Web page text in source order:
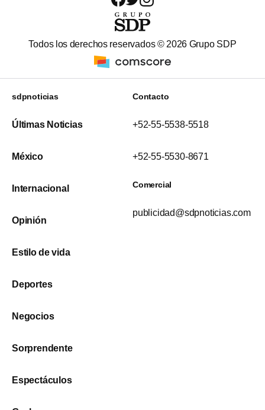
Todos los derechos reservados © 2026 Grupo SDP
sdpnoticias
Últimas Noticias
México
Internacional
Opinión
Estilo de vida
Deportes
Negocios
Sorprendente
Espectáculos
Contacto
+52-55-5538-5518
+52-55-5530-8671
Comercial
publicidad@sdpnoticias.com